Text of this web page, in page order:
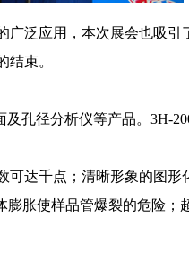
泛应用，本次展会也吸引
束。
孔径分析仪等产品。3H-
达千点；清晰形象的图
胀使样品管爆裂的危险